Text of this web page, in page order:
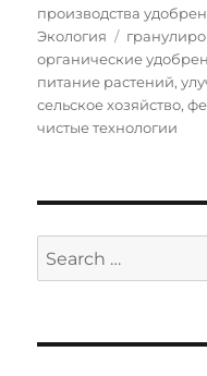
on
производства
Экология
Tags
органические
питание растений,
сельское хозяйство,
чистые технологии
Search
for: